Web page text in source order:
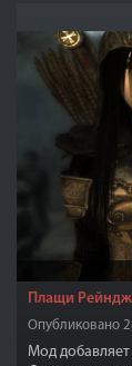
Плащи
Опубликовано
Мод